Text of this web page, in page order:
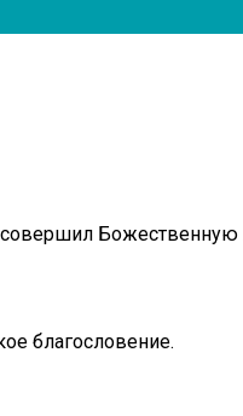
совершил
благословение.